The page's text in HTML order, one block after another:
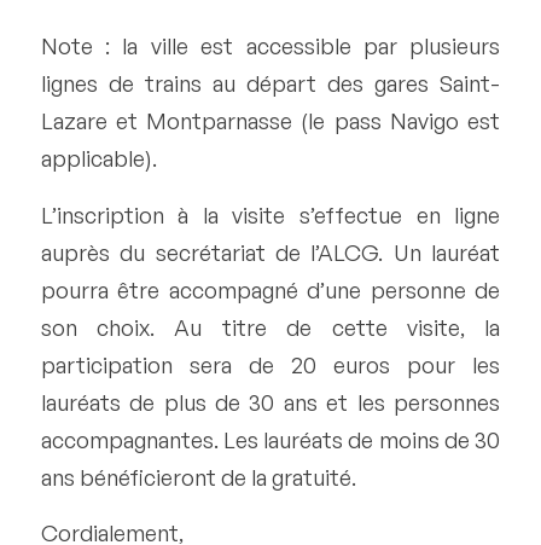
Note : la ville est accessible par plusieurs
lignes de trains au départ des gares Saint-
Lazare et Montparnasse (le pass Navigo est
applicable).
L’inscription à la visite s’effectue en ligne
auprès du secrétariat de l’ALCG. Un lauréat
pourra être accompagné d’une personne de
son choix. Au titre de cette visite, la
participation sera de 20 euros pour les
lauréats de plus de 30 ans et les personnes
accompagnantes. Les lauréats de moins de 30
ans bénéficieront de la gratuité.
Cordialement,